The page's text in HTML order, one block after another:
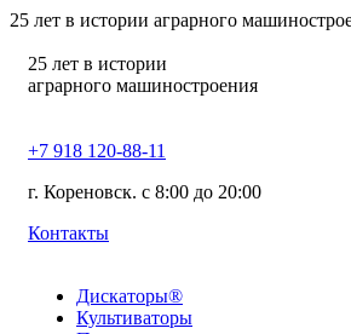
25 лет в истории аграрного
25 лет в истории
аграрного машиностроения
+7 918 120-88-11
г. Кореновск. c 8:00 до 20:00
Контакты
Дискаторы®
Культиваторы